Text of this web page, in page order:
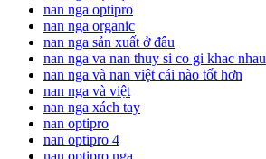
nan nga optipro
nan nga organic
nan nga sản xuất ở đâu
nan nga va nan thuy si co gi khac nhau
nan nga và nan việt cái nào tốt hơn
nan nga và việt
nan nga xách tay
nan optipro
nan optipro 4
nan optipro nga